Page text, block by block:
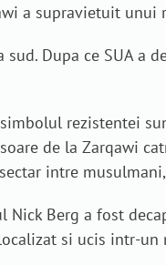
a supravietuit unui
sud. Dupa ce SUA a
rezistentei
de la Zarqawi
intre
Nick Berg a fost
si ucis intr-un